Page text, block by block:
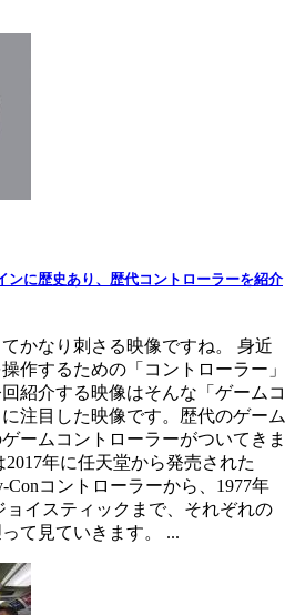
ンに歴史あり、歴代コントローラーを紹介
かなり刺さる映像ですね。 身近
作するための「コントローラー」
紹介する映像はそんな「ゲームコ
注目した映像です。歴代のゲーム
ームコントローラーがついてきま
年に任天堂から発売された
Conコントローラーから、1977年
ョイスティックまで、それぞれの
て見ていきます。 ...